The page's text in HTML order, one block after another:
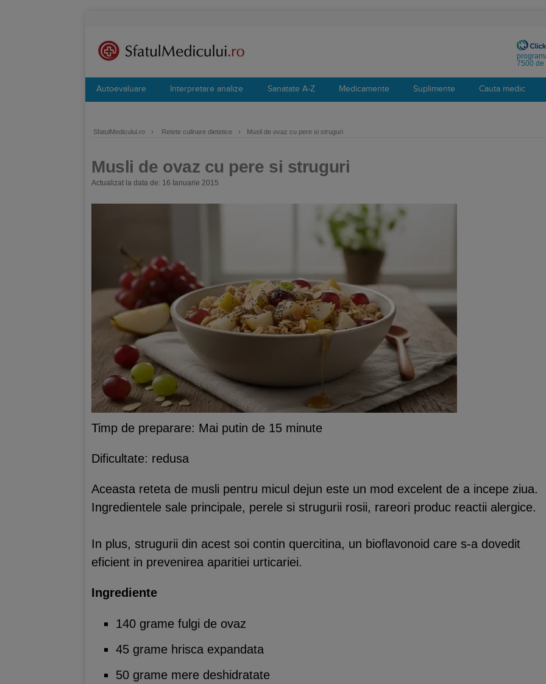
7500 de
Autoevaluare Interpretare analize Sanatate A-Z Medicamente Suplimente Cauta medic
SfatulMedicului.ro › Retete culinare dietetice › Musli de ovaz cu pere si struguri
Musli de ovaz cu pere si struguri
Actualizat la data de: 16 Ianuarie 2015
Timp de preparare: Mai putin de 15 minute
Dificultate: redusa
Aceasta reteta de musli pentru micul dejun este un mod excelent de a incepe ziua.
Ingredientele sale principale, perele si strugurii rosii, rareori produc reactii alergice.
In plus, strugurii din acest soi contin quercitina, un bioflavonoid care s-a dovedit
eficient in prevenirea aparitiei urticariei.
Ingrediente
140 grame fulgi de ovaz
45 grame hrisca expandata
50 grame mere deshidratate